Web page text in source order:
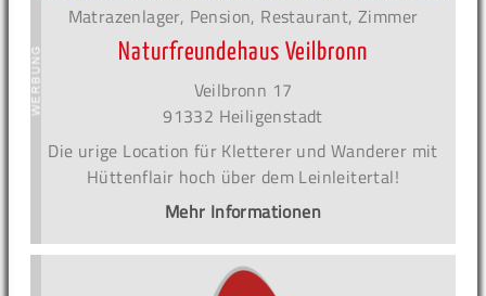
Matrazenlager, Pension, Restaurant, Zimmer
Naturfreundehaus Veilbronn
Veilbronn 17
91332 Heiligenstadt
Die urige Location für Kletterer und Wanderer mit
Hüttenflair hoch über dem Leinleitertal!
Mehr Informationen